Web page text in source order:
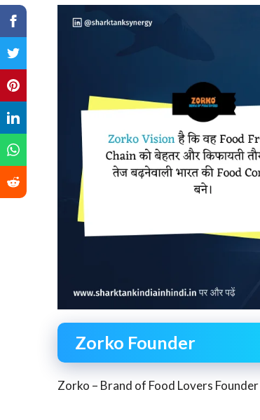
Zorko Founder
Zorko – Brand of Food Lovers